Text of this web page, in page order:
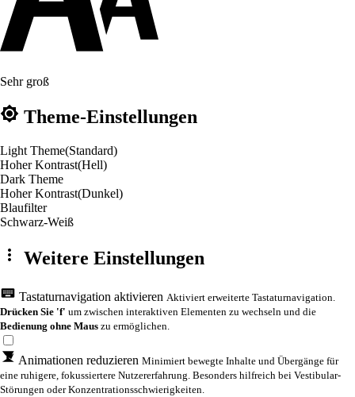
Sehr groß
Theme-Einstellungen
Light Theme(Standard)
Hoher Kontrast(Hell)
Dark Theme
Hoher Kontrast(Dunkel)
Blaufilter
Schwarz-Weiß
Weitere Einstellungen
Tastaturnavigation aktivieren Aktiviert erweiterte Tastaturnavigation.
Drücken Sie 'f' um zwischen interaktiven Elementen zu wechseln und die
Bedienung ohne Maus zu ermöglichen.
Animationen reduzieren Minimiert bewegte Inhalte und Übergänge für
eine ruhigere, fokussiertere Nutzererfahrung. Besonders hilfreich bei Vestibular-
Störungen oder Konzentrationsschwierigkeiten.